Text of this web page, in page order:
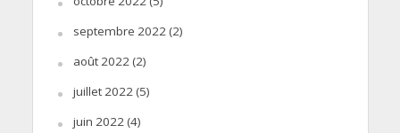
septembre 2022(2)
août 2022(2)
juillet 2022(5)
juin 2022(4)